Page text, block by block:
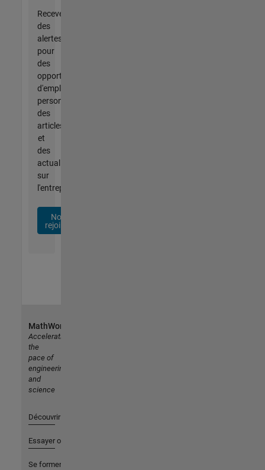
Recevez
des
alertes
pour
des
opportunités
d'emploi
personnalisées,
des
articles
et
des
actualités
sur
l'entreprise.
Nous
rejoindre
MathWorks
Accelerating
the
pace of
engineering
and
science
Découvrir les produits
Essayer ou acheter
Se former